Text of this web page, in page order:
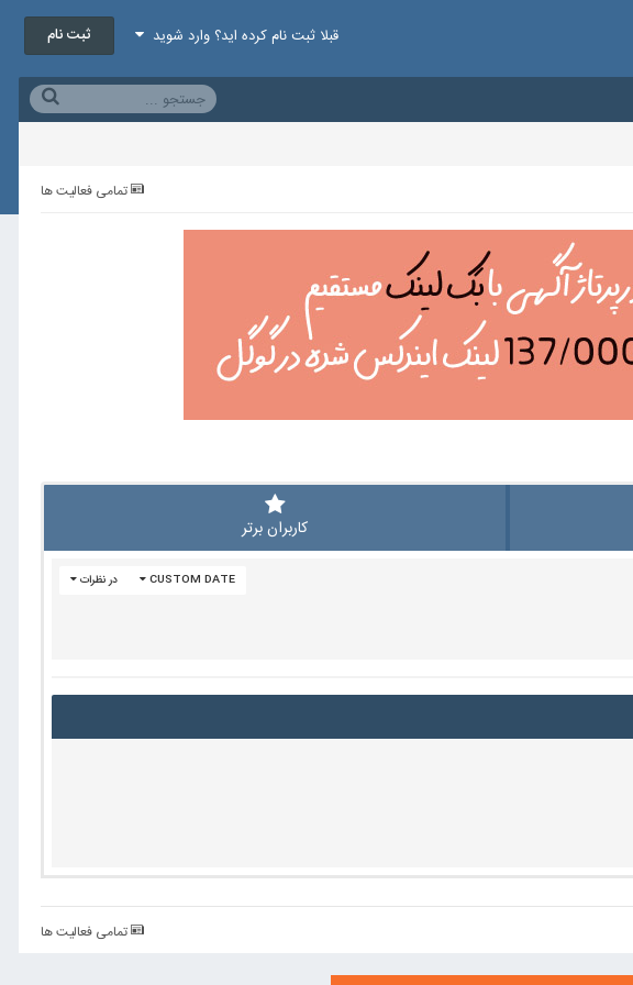
قبلا ثبت نام کرده اید؟ وارد شوید ثبت نام
تمامی فعالیت ها
کاربران برتر
در نظرات CUSTOM DATE
تمامی فعالیت ها